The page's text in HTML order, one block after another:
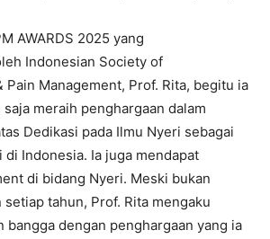
AWARDS 2025 yang
Indonesian Society of
Pain Management, Prof. Rita, begitu ia
meraih penghargaan dalam
Dedikasi pada Ilmu Nyeri sebagai
Indonesia. Ia juga mendapat
di bidang Nyeri. Meski bukan
tahun, Prof. Rita mengaku
bangga dengan penghargaan yang ia